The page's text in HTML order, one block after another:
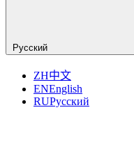
Русский
ZH中文
ENEnglish
RUРусский